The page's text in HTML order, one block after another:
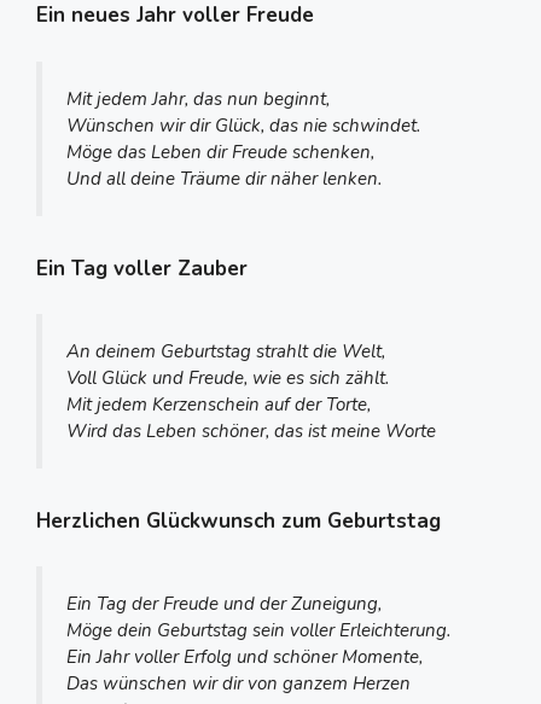
Ein neues Jahr voller Freude
Mit jedem Jahr, das nun beginnt,
Wünschen wir dir Glück, das nie schwindet.
Möge das Leben dir Freude schenken,
Und all deine Träume dir näher lenken.
Ein Tag voller Zauber
An deinem Geburtstag strahlt die Welt,
Voll Glück und Freude, wie es sich zählt.
Mit jedem Kerzenschein auf der Torte,
Wird das Leben schöner, das ist meine Worte
Herzlichen Glückwunsch zum Geburtstag
Ein Tag der Freude und der Zuneigung,
Möge dein Geburtstag sein voller Erleichterung.
Ein Jahr voller Erfolg und schöner Momente,
Das wünschen wir dir von ganzem Herzen